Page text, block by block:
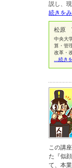
説し、
続きを
松原
中央大
算・管
改革・
...続き
この講
た『似
て、本